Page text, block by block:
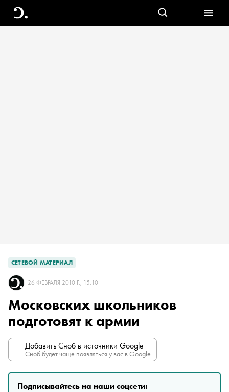
СЕТЕВОЙ МАТЕРИАЛ
26 ФЕВРАЛЯ 2010 Г., 15:10
Московских школьников
подготовят к армии
Добавить Сноб в источники Google
Сноб будет чаще появляться у вас в Google.
Подписывайтесь на наши соцсети: